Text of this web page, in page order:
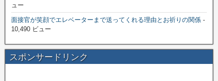
ュー
面接官が笑顔でエレベーターまで送ってくれる理由とお祈りの関係 -
10,490 ビュー
スポンサードリンク